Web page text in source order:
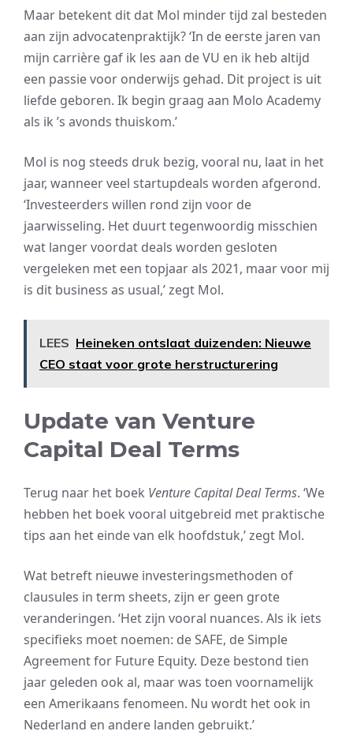
Maar betekent dit dat Mol minder tijd zal besteden
aan zijn advocatenpraktijk? ‘In de eerste jaren van
mijn carrière gaf ik les aan de VU en ik heb altijd
een passie voor onderwijs gehad. Dit project is uit
liefde geboren. Ik begin graag aan Molo Academy
als ik ’s avonds thuiskom.’
Mol is nog steeds druk bezig, vooral nu, laat in het
jaar, wanneer veel startupdeals worden afgerond.
‘Investeerders willen rond zijn voor de
jaarwisseling. Het duurt tegenwoordig misschien
wat langer voordat deals worden gesloten
vergeleken met een topjaar als 2021, maar voor mij
is dit business as usual,’ zegt Mol.
LEES Heineken ontslaat duizenden: Nieuwe
CEO staat voor grote herstructurering
Update van Venture
Capital Deal Terms
Terug naar het boek Venture Capital Deal Terms. ‘We
hebben het boek vooral uitgebreid met praktische
tips aan het einde van elk hoofdstuk,’ zegt Mol.
Wat betreft nieuwe investeringsmethoden of
clausules in term sheets, zijn er geen grote
veranderingen. ‘Het zijn vooral nuances. Als ik iets
specifieks moet noemen: de SAFE, de Simple
Agreement for Future Equity. Deze bestond tien
jaar geleden ook al, maar was toen voornamelijk
een Amerikaans fenomeen. Nu wordt het ook in
Nederland en andere landen gebruikt.’